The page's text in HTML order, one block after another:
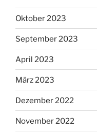
Oktober 2023
September 2023
April 2023
März 2023
Dezember 2022
November 2022